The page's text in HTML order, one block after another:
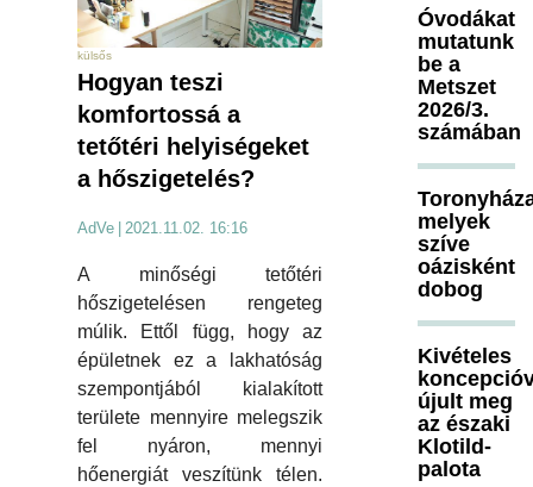
külsős
Hogyan teszi
komfortossá a
tetőtéri helyiségeket
a hőszigetelés?
AdVe 2021.11.02. 16:16
A minőségi tetőtéri
hőszigetelésen rengeteg
múlik. Ettől függ, hogy az
épületnek ez a lakhatóság
szempontjából kialakított
területe mennyire melegszik
fel nyáron, mennyi
hőenergiát veszítünk télen.
Óvodákat
mutatunk
be a
Metszet
2026/3.
számában
melyek
szíve
oázisként
dobog
Kivételes
újult meg
az északi
Klotild-
palota